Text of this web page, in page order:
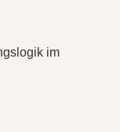
im